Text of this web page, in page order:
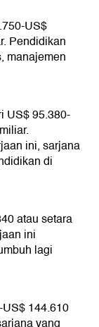
US$
Pendidikan
manajemen
US$ 95.380-
ini, sarjana
di
atau setara
ini
lagi
144.610